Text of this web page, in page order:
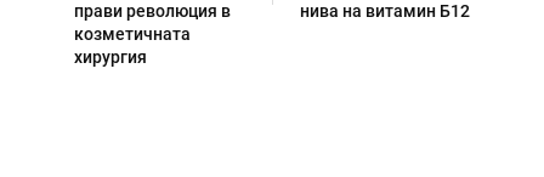
прави революция в
козметичната
хирургия
нива на витамин Б12